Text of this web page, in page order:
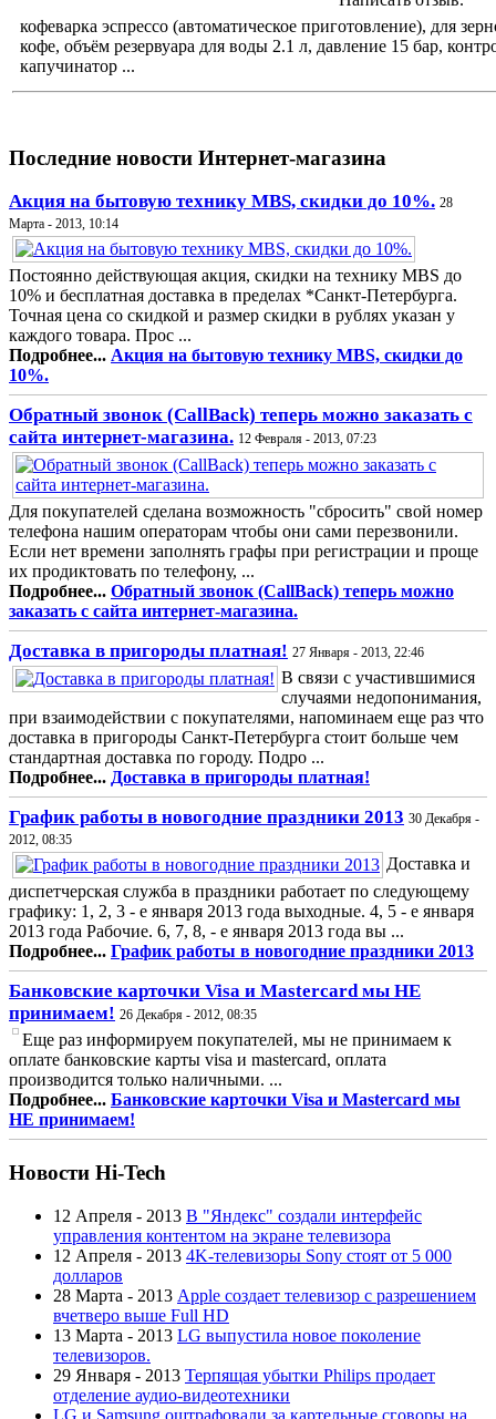
кофеварка эспрессо (автоматическое приготовление), для
кофе, объём резервуара для воды 2.1 л, давление 15 бар,
капучинатор ...
Последние новости Интернет-магазина
Акция на бытовую технику MBS, скидки до 10%. 28
Марта - 2013, 10:14
Постоянно действующая акция, скидки на технику MBS до
10% и бесплатная доставка в пределах *Санкт-Петербурга.
Точная цена со скидкой и размер скидки в рублях указан у
каждого товара. Прос ...
Подробнее... Акция на бытовую технику MBS, скидки до
10%.
Обратный звонок (CallBack) теперь можно заказать с
сайта интернет-магазина. 12 Февраля - 2013, 07:23
Для покупателей сделана возможность "сбросить" свой номер
телефона нашим операторам чтобы они сами перезвонили.
Если нет времени заполнять графы при регистрации и проще
их продиктовать по телефону, ...
Подробнее... Обратный звонок (CallBack) теперь можно
заказать с сайта интернет-магазина.
Доставка в пригороды платная! 27 Января - 2013, 22:46
В связи с участившимися
случаями недопонимания,
при взаимодействии с покупателями, напоминаем еще раз что
доставка в пригороды Санкт-Петербурга стоит больше чем
стандартная доставка по городу. Подро ...
Подробнее... Доставка в пригороды платная!
График работы в новогодние праздники 2013 30 Декабря -
2012, 08:35
Доставка и
диспетчерская служба в праздники работает по следующему
графику: 1, 2, 3 - е января 2013 года выходные. 4, 5 - е января
2013 года Рабочие. 6, 7, 8, - е января 2013 года вы ...
Подробнее... График работы в новогодние праздники 2013
Банковские карточки Visa и Mastercard мы НЕ
принимаем! 26 Декабря - 2012, 08:35
Еще раз информируем покупателей, мы не принимаем к
оплате банковские карты visa и mastercard, оплата
производится только наличными. ...
Подробнее... Банковские карточки Visa и Mastercard мы
НЕ принимаем!
Новости Hi-Tech
12 Апреля - 2013 В "Яндекс" создали интерфейс
управления контентом на экране телевизора
12 Апреля - 2013 4K-телевизоры Sony стоят от 5 000
долларов
28 Марта - 2013 Apple создает телевизор с разрешением
вчетверо выше Full HD
13 Марта - 2013 LG выпустила новое поколение
телевизоров.
29 Января - 2013 Терпящая убытки Philips продает
отделение аудио-видеотехники
LG и Samsung оштрафовали за картельные сговоры на